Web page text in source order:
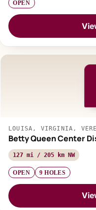
OPEN
LOUISA, VIRGINIA,
Betty Queen Center
127 mi / 205 km NW
OPEN 9 HOLES